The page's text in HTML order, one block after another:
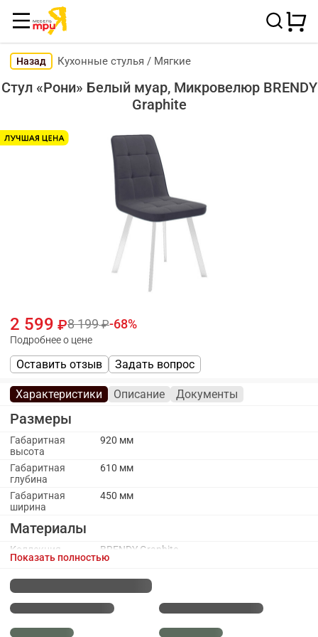
Назад Кухонные стулья / Мягкие
Стул «Рони» Белый муар, Микровелюр BRENDY
Graphite
2 599 8 199 68
Подробнее о цене
Оставить отзыв Задать вопрос
Характеристики Описание Документы
Размеры
Габаритная
высота
920 мм
Габаритная
глубина
610 мм
Габаритная
ширина
450 мм
Материалы
Коллекция
обивочного
BRENDY Graphite
Материал
Материал
ножек/опоры
Металл
Показать полностью